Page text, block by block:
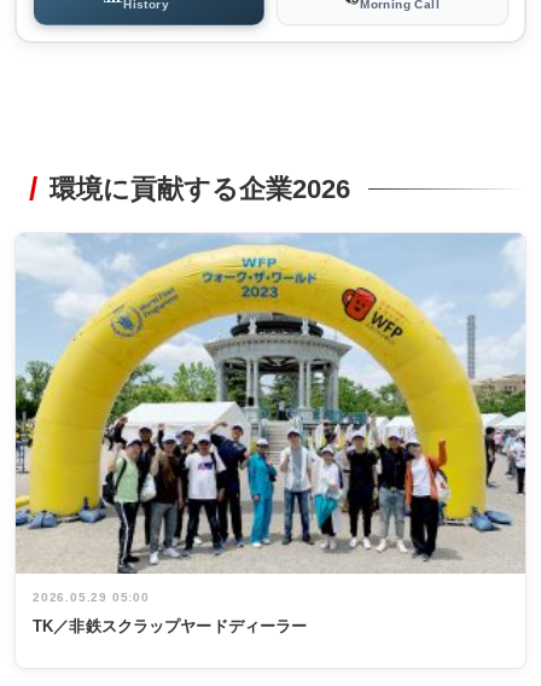
History Morning Call
環境に貢献する企業2026
2026.05.29 05:00
TK／非鉄スクラップヤードディーラー